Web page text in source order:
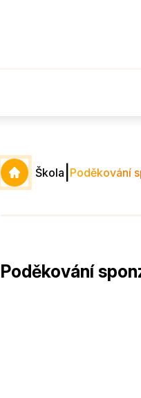
Škola Poděkování
Poděkování